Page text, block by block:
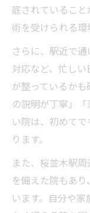
予約し
ト
仕事帰
ア
清潔な
方法
キッズ
底されているこ
術を受けられる環
さらに、駅近で
対応など、忙し
が整っているか
の説明が丁寧」
い院は、初めて
ります。
また、桜並木駅
を備えた院もあ
います。自分や